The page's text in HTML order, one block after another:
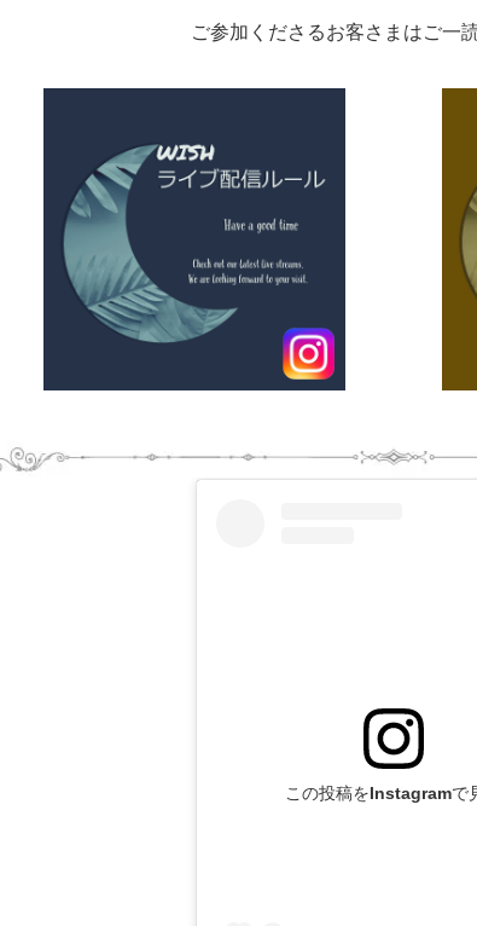
ご参加くださるお客さまはご一
この投稿をInstagramで